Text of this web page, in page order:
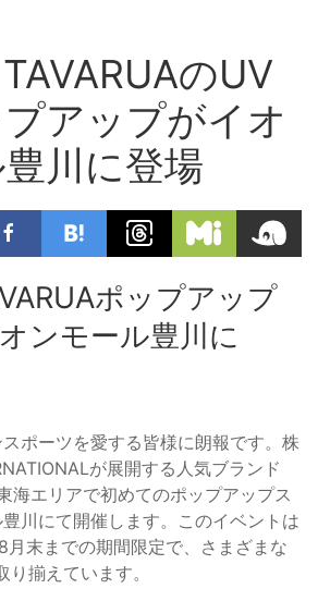
のUV
アップがイオ
川に登場
ポップアップ
ンモール豊川に
ポーツを愛する皆様に朗報です。株
が展開する人気ブランド
海エリアで初めてのポップアップス
豊川にて開催します。このイベントは
末までの期間限定で、さまざまな
揃えています。